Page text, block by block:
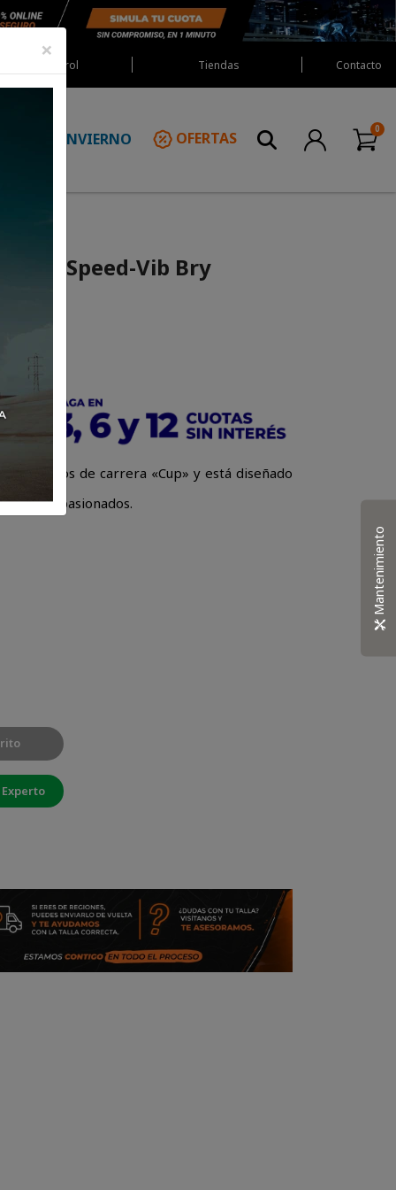
Red Castrol Tiendas Contacto
INVIERNO OFERTAS
Cup Speed-Vib Bry
formatos de carrera «Cup» y está diseñado
apasionados.
×
Mantenimiento